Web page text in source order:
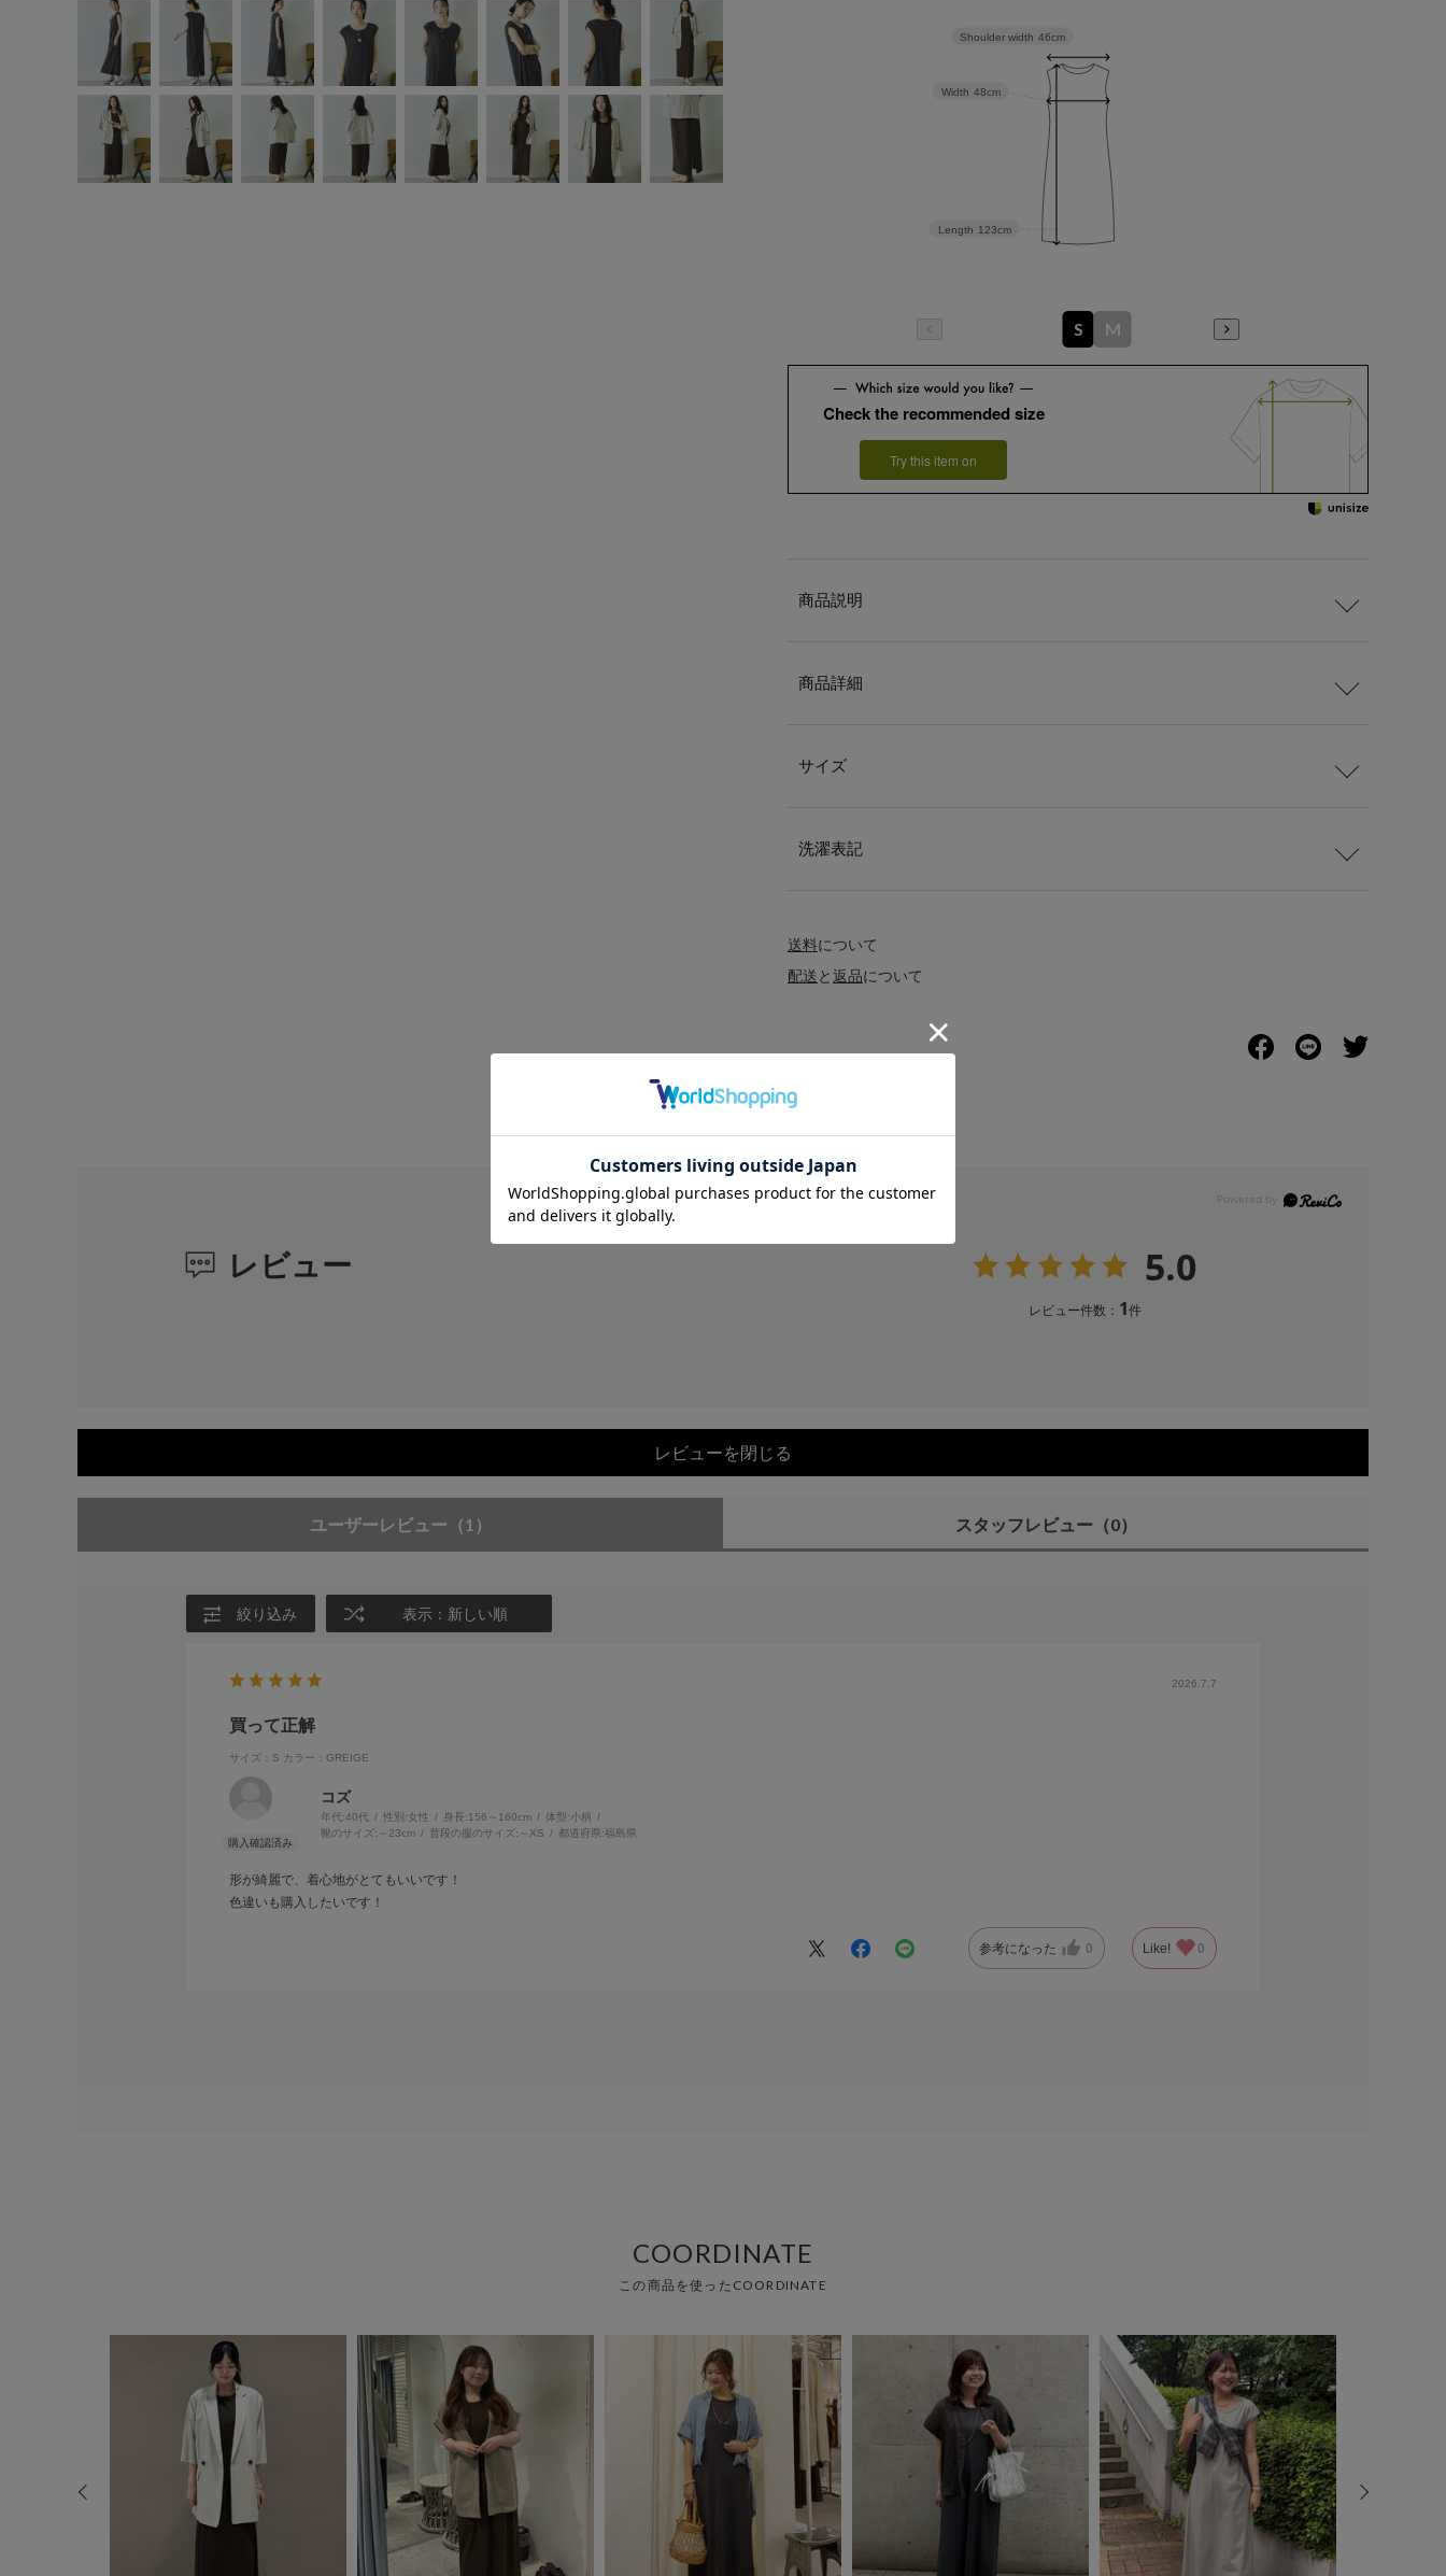
Length 123cm
Width 48cm
Shoulder width 46cm
S M
Check the recommended size
Try this item on
商品説明
商品詳細
サイズ
洗濯表記
送料について
配送と返品について
レビュー 5.0
レビュー件数： 1件
レビューを閉じる
ユーザーレビュー （1） スタッフレビュー （0）
絞り込み 表示：新しい順
2026.7.7
買って正解
サイズ：S カラー：GREIGE
コズ
年代:40代 性別:女性 身長:156～160cm 体型:小柄
靴のサイズ: ～23cm 普段の服のサイズ: ～XS 都道府県:福島県
形が綺麗で、着心地がとてもいいです！
色違いも購入したいです！
参考になった 0 Like! 0
COORDINATE
この商品を使ったCOORDINATE